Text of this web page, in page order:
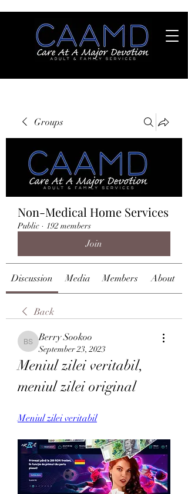
Groups
Non-Medical Home Services
Public · 192 members
Join
Discussion Media Members About
Back
Berry Sookoo
Berry Sookoo
September 23, 2023
Meniul zilei veritabil,
meniul zilei original
Meniul zilei veritabil